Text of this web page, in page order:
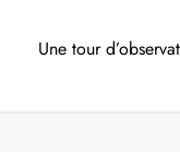
Une tour